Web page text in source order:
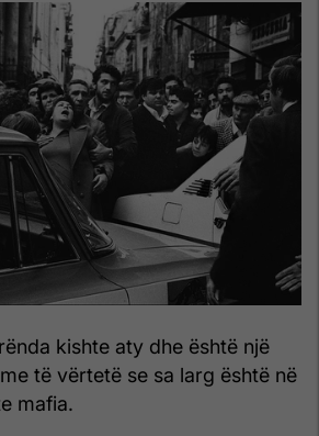
kishte aty dhe është një
të vërtetë se sa larg është në
mafia.